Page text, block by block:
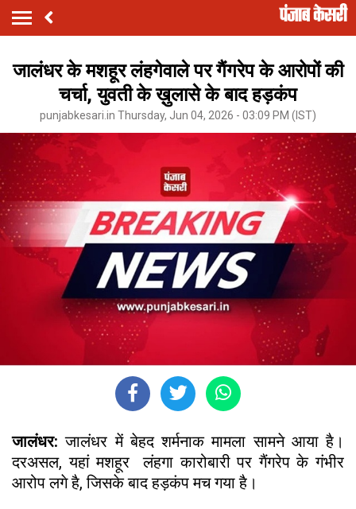
जालंधर के मशहूर लंहगेवाले पर गैंगरेप के आरोपों की
चर्चा, युवती के ख़ुलासे के बाद हड़कंप
punjabkesari.in Thursday, Jun 04, 2026 - 03:09 PM (IST)
जालंधर: जालंधर में बेहद शर्मनाक मामला सामने आया है।
दरअसल, यहां मशहूर लंहगा कारोबारी पर गैंगरेप के गंभीर
आरोप लगे है, जिसके बाद हड़कंप मच गया है।